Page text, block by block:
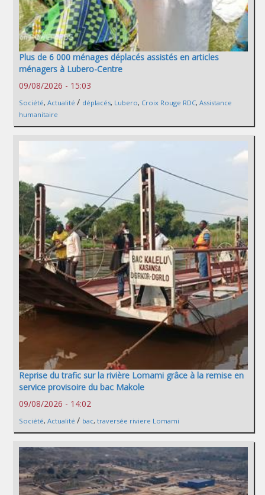
Plus de 6 000 ménages déplacés assistés en articles
ménagers à Lubero-Centre
09/08/2026 - 15:03
Société, Actualité / déplacés, Lubero, Croix Rouge RDC, Assistance
humanitaire
Reprise du trafic sur la rivière Lomami grâce à la remise en
service provisoire du bac Makole
09/08/2026 - 14:02
Société, Actualité / bac, traversée riviere Lomami